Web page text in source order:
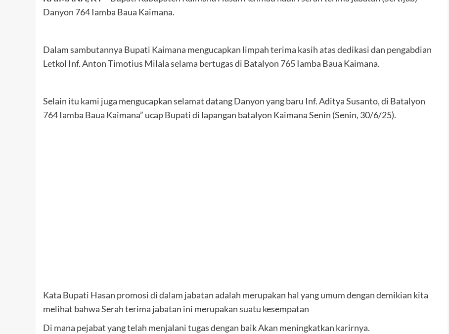
Danyon 764 Iamba Baua Kaimana.
Dalam sambutannya Bupati Kaimana mengucapkan limpah terima kasih atas dedikasi dan pengabdian
Letkol Inf. Anton Timotius Milala selama bertugas di Batalyon 765 Iamba Baua Kaimana.
Selain itu kami juga mengucapkan selamat datang Danyon yang baru Inf. Aditya Susanto, di Batalyon
764 Iamba Baua Kaimana” ucap Bupati di lapangan batalyon Kaimana Senin (Senin, 30/6/25).
Kata Bupati Hasan promosi di dalam jabatan adalah merupakan hal yang umum dengan demikian kita
melihat bahwa Serah terima jabatan ini merupakan suatu kesempatan
Di mana pejabat yang telah menjalani tugas dengan baik Akan meningkatkan karirnya.